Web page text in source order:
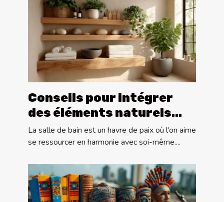
Conseils pour intégrer
des éléments naturels
dans la décoration de
salle de bain
La salle de bain est un havre de paix où l'on aime
se ressourcer en harmonie avec soi-même....